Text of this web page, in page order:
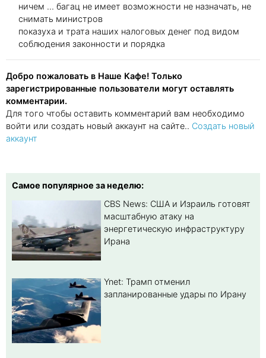
ничем ... багац не имеет возможности не назначать, не
снимать министров
показуха и трата наших налоговых денег под видом
соблюдения законности и порядка
Добро пожаловать в Наше Кафе! Только
зарегистрированные пользователи могут оставлять
комментарии.
Для того чтобы оставить комментарий вам необходимо
войти или создать новый аккаунт на сайте.. Создать новый
аккаунт
Самое популярное за неделю:
CBS News: США и Израиль готовят
масштабную атаку на
энергетическую инфраструктуру
Ирана
Ynet: Трамп отменил
запланированные удары по Ирану